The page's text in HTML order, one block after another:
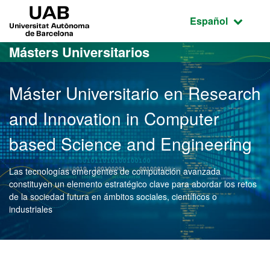
Acceso al contenido principal
Acceso a la navegación de la página
Idioma
Español
Másters Universitarios
Máster Universitario en Research
and Innovation in Computer
based Science and Engineering
Las tecnologías emergentes de computación avanzada
constituyen un elemento estratégico clave para abordar los retos
de la sociedad futura en ámbitos sociales, científicos o
industriales